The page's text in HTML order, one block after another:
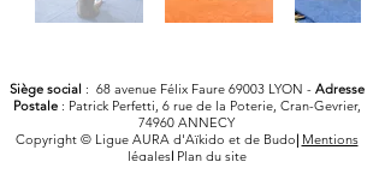
Siège social : 68 avenue Félix Faure 69003 LYON - Adresse
Postale: Patrick Perfetti, 6 rue de la Poterie, Cran-Gevrier,
74960 ANNECY
Copyright © Ligue AURA d'Aïkido et de Budo| Mentions
légales| Plan du site